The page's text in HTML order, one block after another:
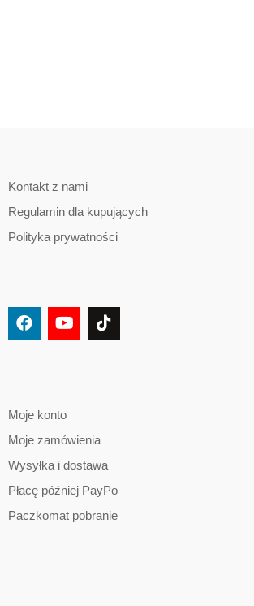
Kontakt z nami
Regulamin dla kupujących
Polityka prywatności
Moje konto
Moje zamówienia
Wysyłka i dostawa
Płacę później PayPo
Paczkomat pobranie